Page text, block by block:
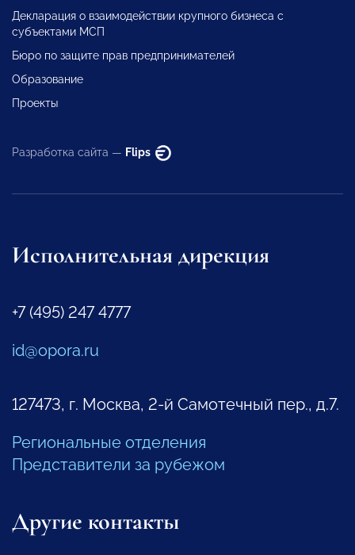
Декларация о взаимодействии крупного бизнеса с
субъектами МСП
Бюро по защите прав предпринимателей
Образование
Проекты
Разработка сайта — Flips
Исполнительная дирекция
+7 (495) 247 4777
id@opora.ru
127473, г. Москва, 2-й Самотечный пер., д.7.
Региональные отделения
Представители за рубежом
Другие контакты